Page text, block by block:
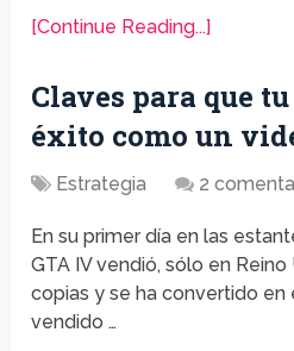
[Continue Reading...]
Claves para que
éxito como un
Estrategia 2
En su primer día en las
GTA IV vendió, sólo en
copias y se ha convertido
vendido …